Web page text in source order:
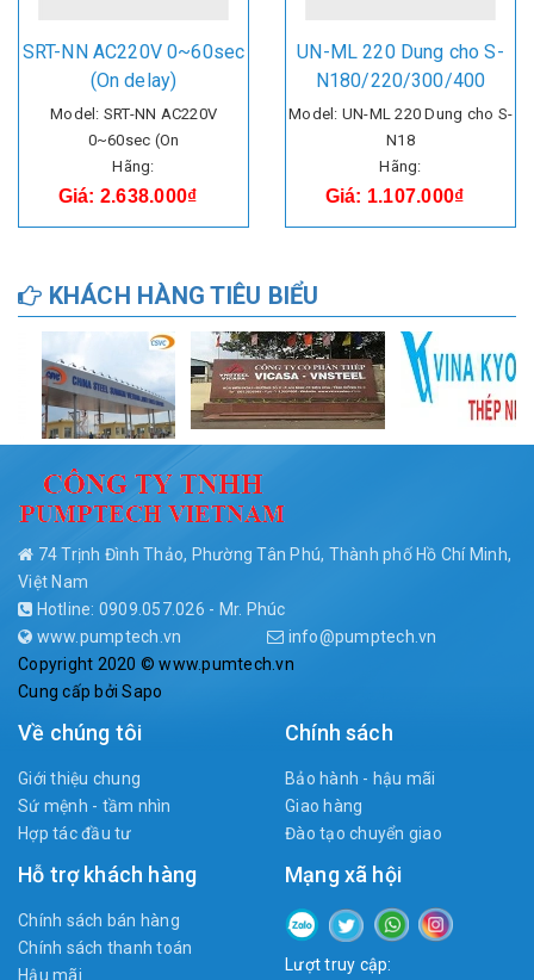
SRT-NN AC220V 0~60sec
(On delay)
Model: SRT-NN AC220V
0~60sec (On
Hãng:
Giá: 2.638.000₫
UN-ML 220 Dung cho S-
N180/220/300/400
Model: UN-ML 220 Dung cho S-
N18
Hãng:
Giá: 1.107.000₫
KHÁCH HÀNG TIÊU BIỂU
74 Trịnh Đình Thảo, Phường Tân Phú, Thành phố Hồ Chí Minh,
Việt Nam
Hotline: 0909.057.026 - Mr. Phúc
www.pumptech.vn
info@pumptech.vn
Copyright 2020 © www.pumtech.vn
Cung cấp bởiSapo
Về chúng tôi
Giới thiệu chung
Sứ mệnh - tầm nhìn
Hợp tác đầu tư
Chính sách
Bảo hành - hậu mãi
Giao hàng
Đào tạo chuyển giao
Hỗ trợ khách hàng
Chính sách bán hàng
Chính sách thanh toán
Hậu mãi
Mạng xã hội
Lượt truy cập: